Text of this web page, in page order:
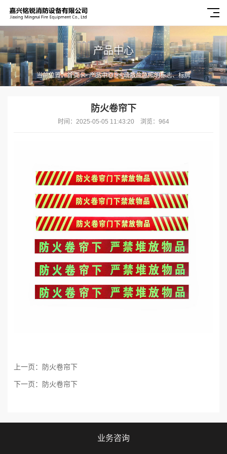
产品中心
当前位置：首页>>产品中心>>疏散应急照明标志、标牌
防火卷帘下
时间：2025-05-05 11:43:20 浏览：964
上一页： 防火卷帘下
下一页： 防火卷帘下
业务咨询